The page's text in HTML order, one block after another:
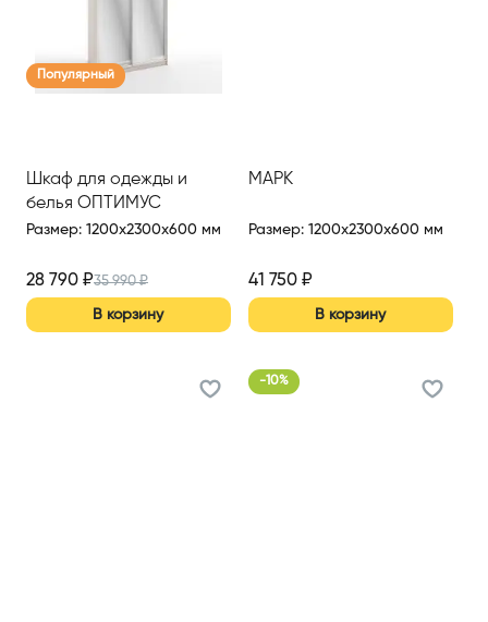
Популярный
Шкаф для одежды и
белья ОПТИМУС
Размер: 1200x2300x600 мм
28 790 ₽35 990₽
В корзину
МАРК
Размер: 1200x2300x600 мм
41 750₽
В корзину
-10%